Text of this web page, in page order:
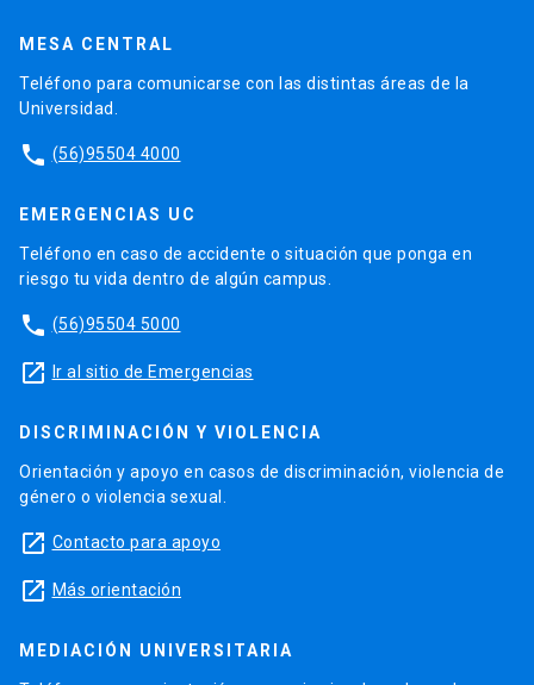
MESA CENTRAL
Teléfono para comunicarse con las distintas áreas de la
Universidad.
phone (56)95504 4000
EMERGENCIAS UC
Teléfono en caso de accidente o situación que ponga en
riesgo tu vida dentro de algún campus.
phone (56)95504 5000
launch Ir al sitio de Emergencias
DISCRIMINACIÓN Y VIOLENCIA
Orientación y apoyo en casos de discriminación, violencia de
género o violencia sexual.
launch Contacto para apoyo
launch Más orientación
MEDIACIÓN UNIVERSITARIA